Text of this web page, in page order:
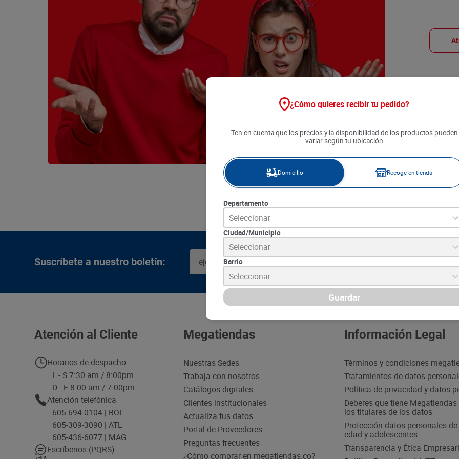
queso
10. papa
Suscríbete a nuestro boletín:
Atención al Cliente
Horarios de despacho
L - S 7:30 am / 8:00pm
D - F 8:00 am / 7:00pm
Atención telefónica
605-694-0104 | BOL
605-309-3090 | ATL
605-436-6077 | MAG
Escríbenos (PQRS)
Megatiendas
Nuestras Sedes
Trabaja con nosotros
Catálogos digitales
Clientes institucionales
Actualiza tus datos
Portal de Proveedores
Preguntas frecuentes
¿Cómo comprar en megatiendas.co?
Información Legal
Términos y condiciones
Tratamientos de datos
Política de privacidad y datos
Deberes que tiene
los titulares de los datos
Protección datos personales
edad y adolescentes
Transparencia y Ética
¿Cómo quieres recibir tu pedido?
Ten en cuenta que los precios y la disponibilidad de los productos pueden
variar según tu ubicación
Domicilio Recoge en tienda
Departamento
Seleccionar
Ciudad/Municipio
Seleccionar
Barrio
Seleccionar
Guardar